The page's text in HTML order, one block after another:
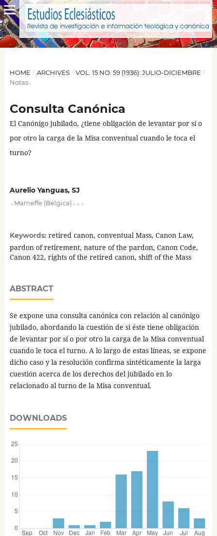
HOME / ARCHIVES / VOL. 15 NO. 59 (1936): JULIO-DICIEMBRE /
Notas
Consulta Canónica
El Canónigo jubilado, ¿tiene obligación de levantar por sí o
por otro la carga de la Misa conventual cuando le toca el
turno?
Aurelio Yanguas, SJ
Marneffe (Bélgica)
Keywords: retired canon, conventual Mass, Canon Law,
pardon of retirement, nature of the pardon, Canon Code,
Canon 422, rights of the retired canon, shift of the Mass
ABSTRACT
Se expone una consulta canónica con relación al canónigo
jubilado, abordando la cuestión de si éste tiene obligación
de levantar por sí o por otro la carga de la Misa conventual
cuando le toca el turno. A lo largo de estas líneas, se expone
dicho caso y la resolución confirma sintéticamente la larga
cuestión acerca de los derechos del jubilado en lo
relacionado al turno de la Misa conventual.
DOWNLOADS